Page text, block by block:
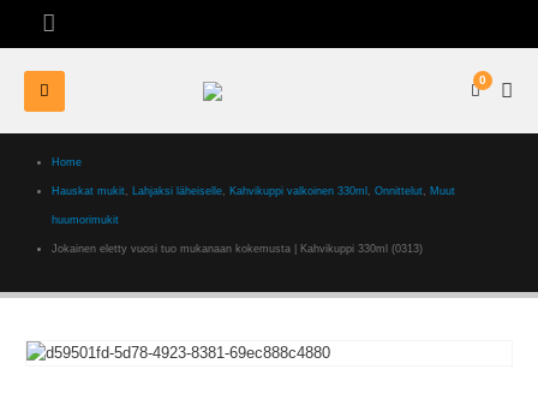
0
Home
Hauskat mukit, Lahjaksi läheiselle, Kahvikuppi valkoinen 330ml ,Onnittelut, Muut
huumorimukit
Jokainen eletty vuosi tuo mukanaan kokemusta | Kahvikuppi 330ml (0313)